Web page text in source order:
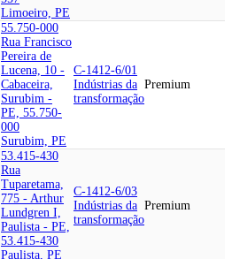
Limoeiro, PE
55.750-000
Rua Francisco
Pereira de
Lucena, 10 -
Cabaceira,
Surubim -
PE, 55.750-
000
Surubim, PE
C-1412-6/01
Indústrias da
transformação
Premium
53.415-430
Rua
Tuparetama,
775 - Arthur
Lundgren I,
Paulista - PE,
53.415-430
Paulista, PE
C-1412-6/03
Indústrias da
transformação
Premium